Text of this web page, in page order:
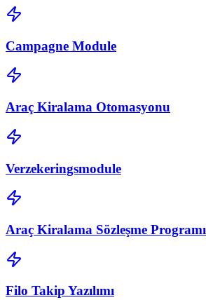
Campagne Module
Araç Kiralama Otomasyonu
Verzekeringsmodule
Araç Kiralama Sözleşme Programı
Filo Takip Yazılımı